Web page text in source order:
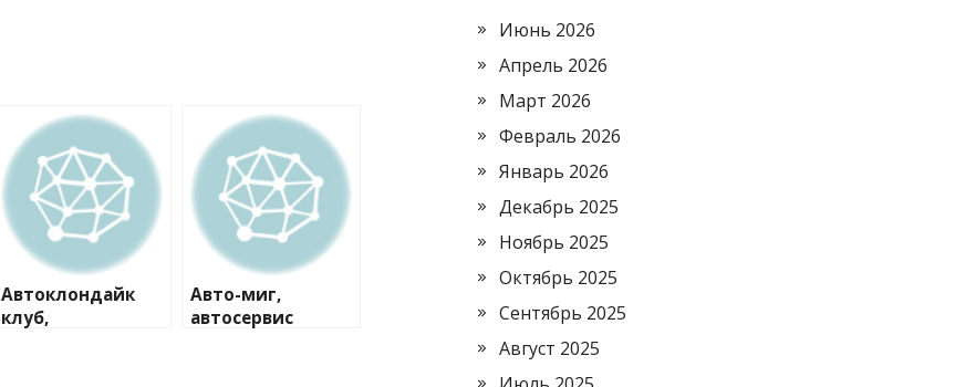
Автоклондайк
клуб,
Авто-миг,
автосервис
Июнь 2026
Апрель 2026
Март 2026
Февраль 2026
Январь 2026
Декабрь 2025
Ноябрь 2025
Октябрь 2025
Сентябрь 2025
Август 2025